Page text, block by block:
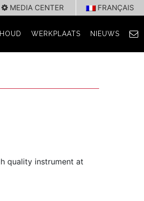
MEDIA CENTER FRANÇAIS
WERKPLAATS NIEUWS
quality instrument at